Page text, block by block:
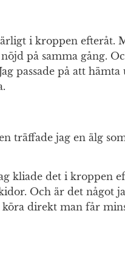
i kroppen efteråt.
på samma gång.
passade på att hämta
träffade jag en älg
kliade det i kroppen
Och är det något
köra direkt man får